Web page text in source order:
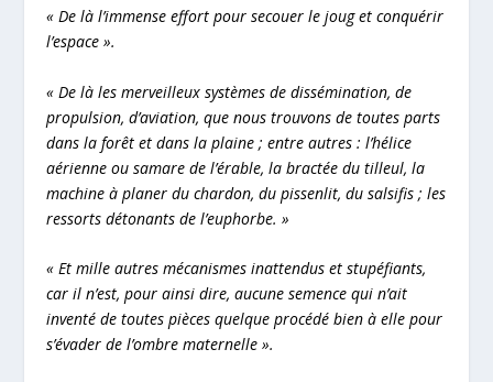
« De là l’immense effort pour secouer le joug et conquérir
l’espace ».
« De là les merveilleux systèmes de dissémination, de
propulsion, d’aviation, que nous trouvons de toutes parts
dans la forêt et dans la plaine ; entre autres : l’hélice
aérienne ou samare de l’érable, la bractée du tilleul, la
machine à planer du chardon, du pissenlit, du salsifis ; les
ressorts détonants de l’euphorbe. »
« Et mille autres mécanismes inattendus et stupéfiants,
car il n’est, pour ainsi dire, aucune semence qui n’ait
inventé de toutes pièces quelque procédé bien à elle pour
s’évader de l’ombre maternelle ».